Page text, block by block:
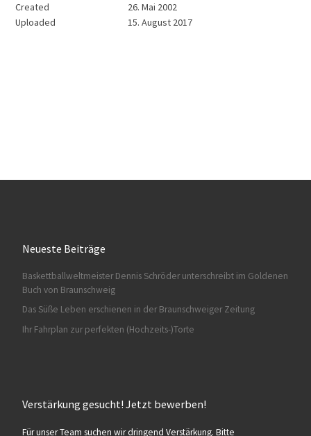
Created
26. Mai 2002
Uploaded
15. August 2017
Neueste Beiträge
Baskettballweltmeister Dennis Schröder unterschreibt im Goldenen
Buch von Braunschweig
Das Süße Leben erschienen in der Braunschweiger Zeitung
Ihr Fahrplan zur perfekten (Hochzeits-)Torte
Verstärkung gesucht! Jetzt bewerben!
Für unser Team suchen wir dringend Verstärkung. Bitte